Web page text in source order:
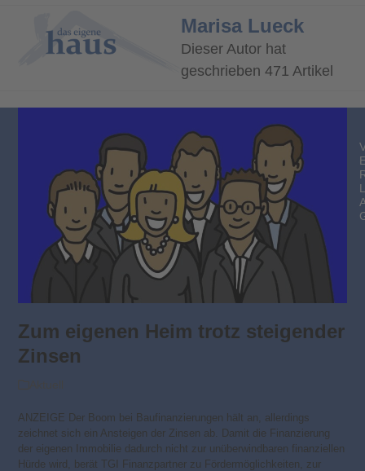
mobile
mobile
Marisa Lueck
Dieser Autor hat
geschrieben 471 Artikel
Zum eigenen Heim trotz steigender
Zinsen
ANZEIGE Der Boom bei Baufinanzierungen hält an, allerdings
zeichnet sich ein Ansteigen der Zinsen ab. Damit die Finanzierung
der eigenen Immobilie dadurch nicht zur unüberwindbaren finanziellen
Hürde wird, berät TGI Finanzpartner zu Fördermöglichkeiten, zur
L